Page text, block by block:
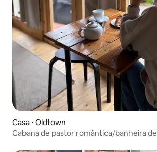
Casa ⋅ Oldtown
Cabana de pastor romântica/banheira de